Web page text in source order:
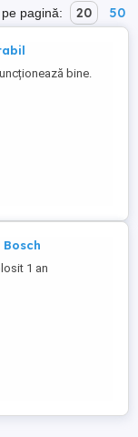
pagină: 20 50
bine.
1 an